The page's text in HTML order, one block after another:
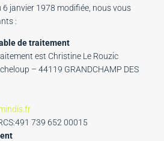
janvier 1978 modifiée, nous vous
:
de traitement
est Christine Le Rouzic
– 44119 GRANDCHAMP DES
739 652 00015